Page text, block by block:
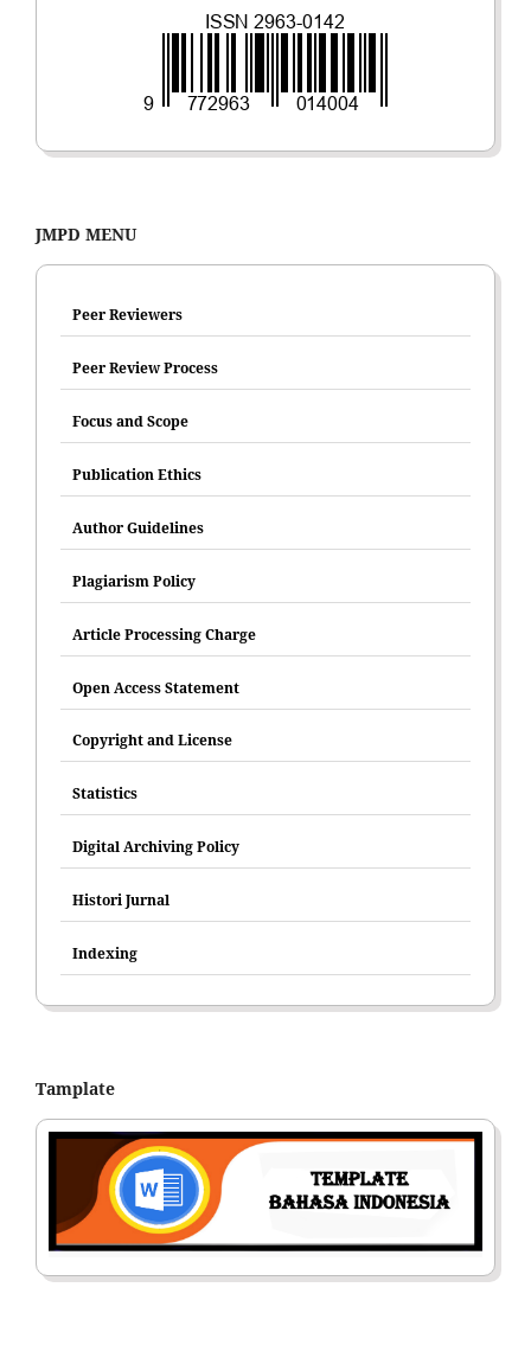
JMPD MENU
Peer Reviewers
Peer Review Process
Focus and Scope
Publication Ethics
Author Guidelines
Plagiarism Policy
Article Processing Charge
Open Access Statement
Copyright and License
Statistics
Digital Archiving Policy
Histori Jurnal
Indexing
Tamplate